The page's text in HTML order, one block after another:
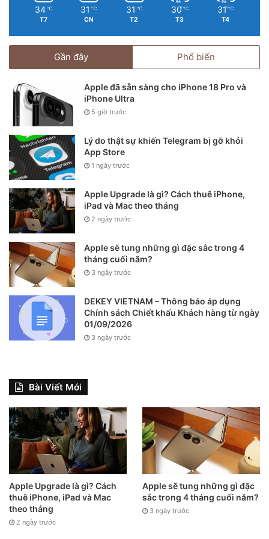
Giấy hướng dẫn sử dụng bằng tiếng Việt.
iPhone 12 Pro Max chính hãng phiên bản màu xám đen
(Graphite).
iPhone chính hãng có mã VN/A.
34 ℃
T7
31 ℃
CN
31 ℃
T2
30 ℃
T3
31 ℃
T4
Gần đây Phổ biến
Apple đã sẵn sàng cho iPhone 18 Pro và
iPhone Ultra
5 giờ trước
Lý do thật sự khiến Telegram bị gỡ khỏi
App Store
1 ngày trước
Apple Upgrade là gì? Cách thuê iPhone,
iPad và Mac theo tháng
2 ngày trước
Apple sẽ tung những gì đặc sắc trong 4
tháng cuối năm?
3 ngày trước
DEKEY VIETNAM – Thông báo áp dụng
Chính sách Chiết khấu Khách hàng từ ngày
01/09/2026
3 ngày trước
Bài Viết Mới
Apple Upgrade là gì? Cách
thuê iPhone, iPad và Mac
theo tháng
2 ngày trước
Apple sẽ tung những gì đặc
sắc trong 4 tháng cuối năm?
3 ngày trước